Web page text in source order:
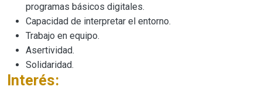
programas básicos digitales.
Capacidad de interpretar el entorno.
Trabajo en equipo.
Asertividad.
Solidaridad.
Interés: